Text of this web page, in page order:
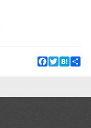
Facebook
TwitterHatena